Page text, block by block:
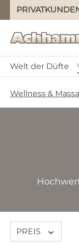
Hauptinhalt
Zur Suche
Zur
Welt der Düfte
Wellness &
PREIS